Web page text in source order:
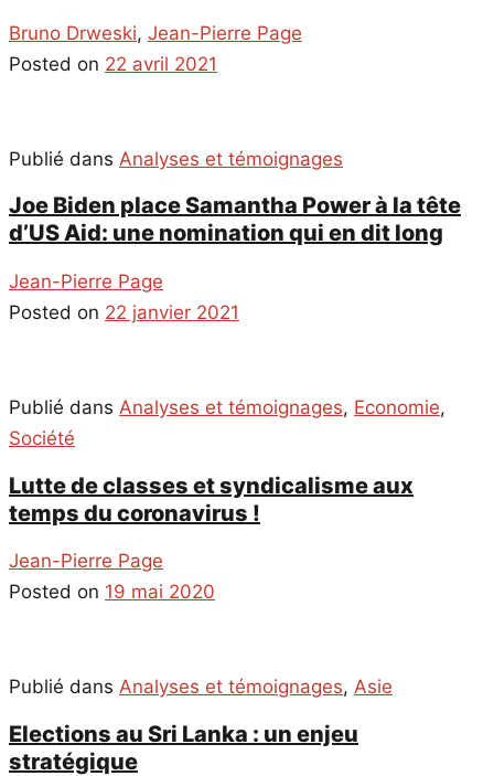
Bruno Drweski, Jean-Pierre Page
Posted on 22 avril 2021
Publié dans Analyses et témoignages
Joe Biden place Samantha Power à la tête
d’US Aid: une nomination qui en dit long
Jean-Pierre Page
Posted on 22 janvier 2021
Publié dans Analyses et témoignages, Economie,
Société
Lutte de classes et syndicalisme aux
temps du coronavirus !
Jean-Pierre Page
Posted on 19 mai 2020
Publié dans Analyses et témoignages, Asie
Elections au Sri Lanka : un enjeu
stratégique